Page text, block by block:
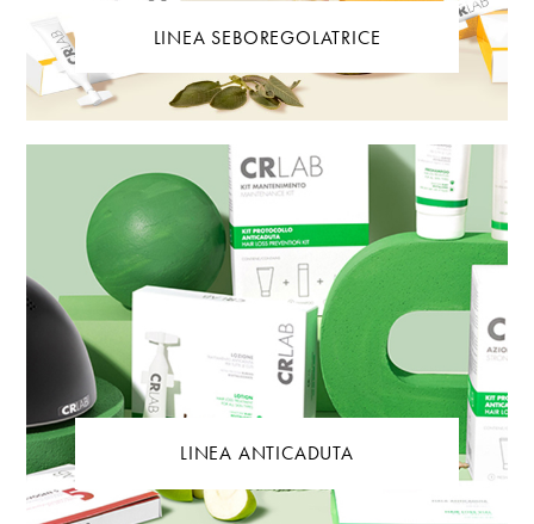
LINEA SEBOREGOLATRICE
LINEA ANTICADUTA